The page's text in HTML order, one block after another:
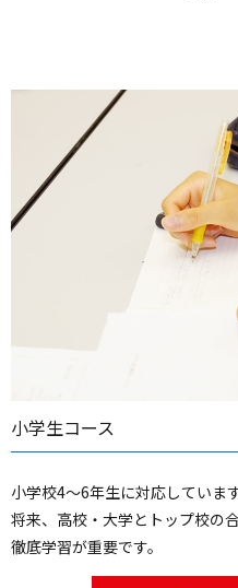
小学生コース
小学校4～6年生に対応しています
将来、高校・大学とトップ校の
徹底学習が重要です。